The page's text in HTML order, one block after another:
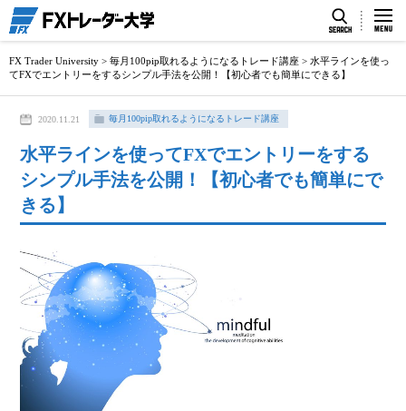
FX Trader University > 毎月100pip取れるようになるトレード講座 > 水平ラインを使っ
てFXでエントリーをするシンプル手法を公開！【初心者でも簡単にできる】
2020.11.21 毎月100pip取れるようになるトレード講座
水平ラインを使ってFXでエントリーをする
シンプル手法を公開！【初心者でも簡単にで
きる】